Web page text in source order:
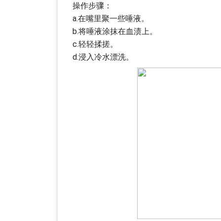
操作步骤：
a.在嘴里聚一些唾液。
b.将唾液涂抹在血渍上。
c.轻轻揉搓。
d.浸入冷水漂洗。